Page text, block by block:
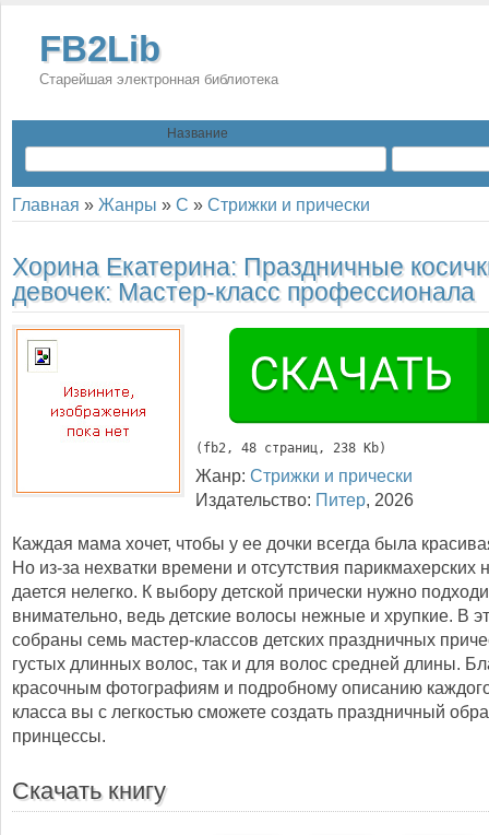
FB2Lib
Старейшая электронная библиотека
Название
Главная » Жанры » С » Стрижки и прически
Хорина Екатерина: Праздничные
девочек: Мастер-класс профессионала
( fb2, 48 страниц, 238 Kb)
Жанр: Стрижки и прически
Издательство: Питер, 2026
Каждая мама хочет, чтобы у ее дочки всегда была
Но из-за нехватки времени и отсутствия парикмахерских
дается нелегко. К выбору детской прически нужно
внимательно, ведь детские волосы нежные и хрупкие. В
собраны семь мастер-классов детских праздничных
густых длинных волос, так и для волос средней длины.
красочным фотографиям и подробному описанию
класса вы с легкостью сможете создать праздничный
принцессы.
Скачать книгу